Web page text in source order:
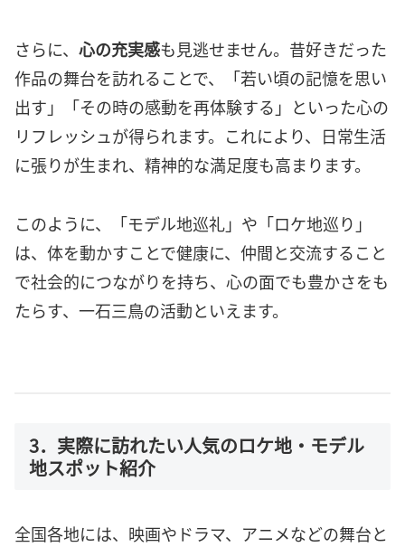
さらに、 心の充実感も見逃せません。昔好きだった
作品の舞台を訪れることで、「若い頃の記憶を思い
出す」「その時の感動を再体験する」といった心の
リフレッシュが得られます。これにより、日常生活
に張りが生まれ、精神的な満足度も高まります。
このように、「モデル地巡礼」や「ロケ地巡り」
は、体を動かすことで健康に、仲間と交流すること
で社会的につながりを持ち、心の面でも豊かさをも
たらす、一石三鳥の活動といえます。
3．実際に訪れたい人気のロケ地・モデル
地スポット紹介
全国各地には、映画やドラマ、アニメなどの舞台と